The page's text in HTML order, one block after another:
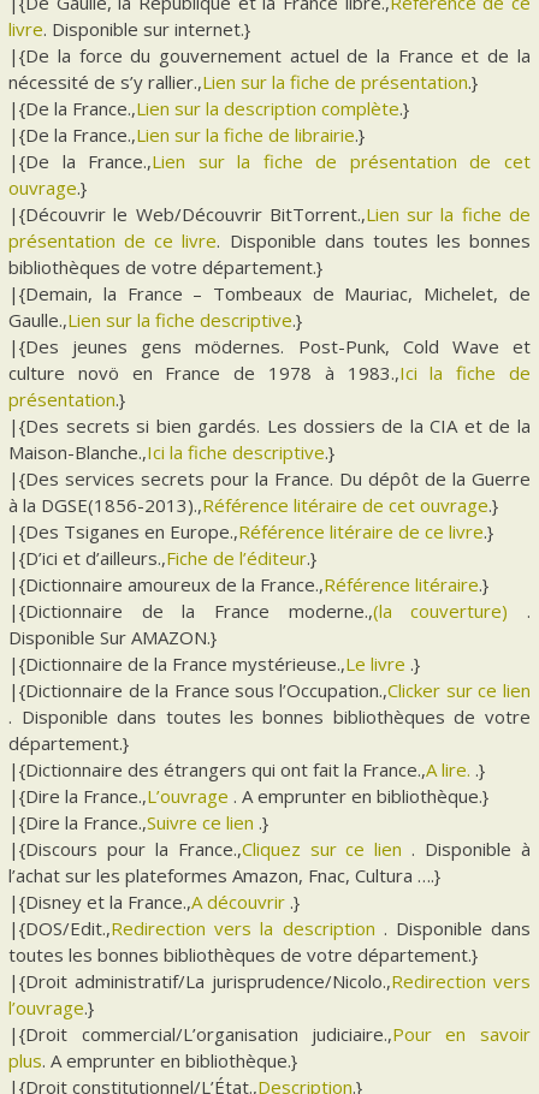
livre. Disponible sur internet.}
|{De la force du gouvernement actuel de la France et de la
nécessité de s’y rallier.,Lien sur la fiche de présentation.}
|{De la France.,Lien sur la description complète.}
|{De la France.,Lien sur la fiche de librairie.}
|{De la France.,Lien sur la fiche de présentation de cet
ouvrage.}
|{Découvrir le Web/Découvrir BitTorrent.,Lien sur la fiche de
présentation de ce livre. Disponible dans toutes les bonnes
bibliothèques de votre département.}
|{Demain, la France – Tombeaux de Mauriac, Michelet, de
Gaulle.,Lien sur la fiche descriptive.}
|{Des jeunes gens mödernes. Post-Punk, Cold Wave et
culture novö en France de 1978 à 1983.,Ici la fiche de
présentation.}
|{Des secrets si bien gardés. Les dossiers de la CIA et de la
Maison-Blanche.,Ici la fiche descriptive.}
|{Des services secrets pour la France. Du dépôt de la Guerre
à la DGSE(1856-2013).,Référence litéraire de cet ouvrage.}
|{Des Tsiganes en Europe.,Référence litéraire de ce livre.}
|{D’ici et d’ailleurs.,Fiche de l’éditeur.}
|{Dictionnaire amoureux de la France.,Référence litéraire.}
|{Dictionnaire de la France moderne.,(la couverture) .
Disponible Sur AMAZON.}
|{Dictionnaire de la France mystérieuse.,Le livre .}
|{Dictionnaire de la France sous l’Occupation.,Clicker sur ce lien
. Disponible dans toutes les bonnes bibliothèques de votre
département.}
|{Dictionnaire des étrangers qui ont fait la France.,A lire. .}
|{Dire la France.,L’ouvrage . A emprunter en bibliothèque.}
|{Dire la France.,Suivre ce lien .}
|{Discours pour la France.,Cliquez sur ce lien . Disponible à
l’achat sur les plateformes Amazon, Fnac, Cultura ….}
|{Disney et la France.,A découvrir .}
|{DOS/Edit.,Redirection vers la description . Disponible dans
toutes les bonnes bibliothèques de votre département.}
|{Droit administratif/La jurisprudence/Nicolo.,Redirection vers
l’ouvrage.}
|{Droit commercial/L’organisation judiciaire.,Pour en savoir
plus. A emprunter en bibliothèque.}
|{Droit constitutionnel/L’État.,Description.}